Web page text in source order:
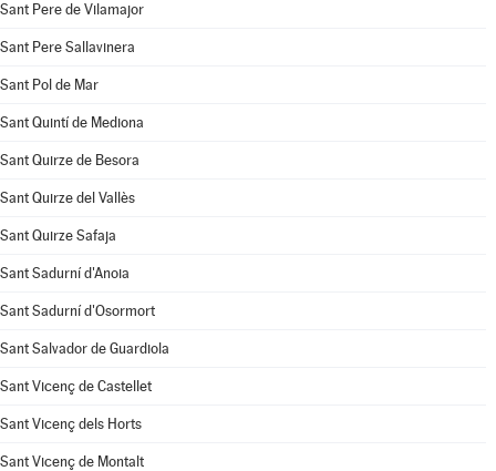
Sant Pere de Vilamajor
Sant Pere Sallavinera
Sant Pol de Mar
Sant Quintí de Mediona
Sant Quirze de Besora
Sant Quirze del Vallès
Sant Quirze Safaja
Sant Sadurní d'Anoia
Sant Sadurní d'Osormort
Sant Salvador de Guardiola
Sant Vicenç de Castellet
Sant Vicenç dels Horts
Sant Vicenç de Montalt